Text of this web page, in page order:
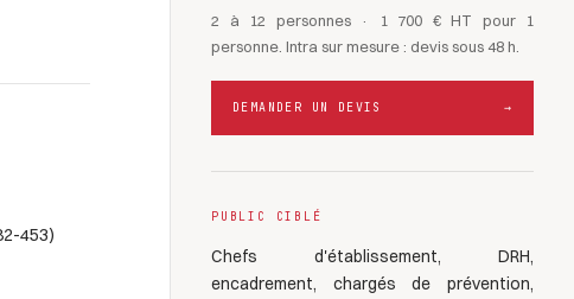
453)
2 à 12 personnes · 1 700 € HT pour 1
personne. Intra sur mesure : devis sous 48 h.
DEMANDER UN DEVIS →
PUBLIC CIBLÉ
Chefs d'établissement, DRH,
encadrement, chargés de prévention,